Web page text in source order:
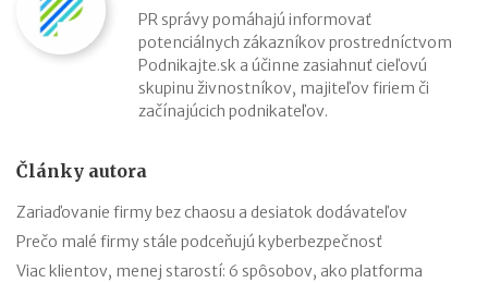
PR správy pomáhajú informovať
potenciálnych zákazníkov prostredníctvom
Podnikajte.sk a účinne zasiahnuť cieľovú
skupinu živnostníkov, majiteľov firiem či
začínajúcich podnikateľov.
Články autora
Zariaďovanie firmy bez chaosu a desiatok dodávateľov
Prečo malé firmy stále podceňujú kyberbezpečnosť
Viac klientov, menej starostí: 6 spôsobov, ako platforma